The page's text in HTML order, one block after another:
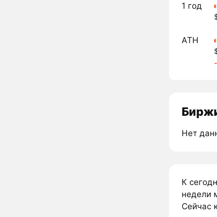
1 год
ATH
Нет
К
недели
Сейчас